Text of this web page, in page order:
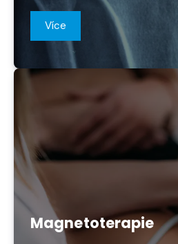
Více
Magnetoterapie